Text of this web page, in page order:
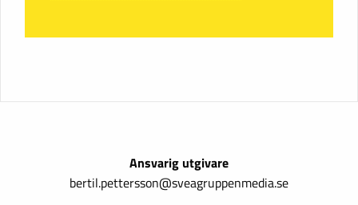
Ansvarig utgivare
bertil.pettersson@sveagruppenmedia.se